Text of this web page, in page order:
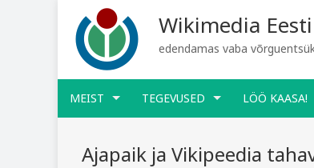
Wikimedia Eesti
edendamas vaba
MEIST TEGEVUSED LÖÖ KAASA!
Ajapaik ja Vikipeedia